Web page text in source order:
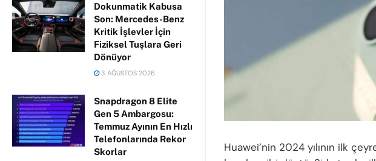
Dokunmatik Kabusa
Son: Mercedes-Benz
Kritik İşlevler İçin
Fiziksel Tuşlara Geri
Dönüyor
3 AĞUSTOS 2026
Snapdragon 8 Elite
Gen 5 Ambargosu:
Temmuz Ayının En Hızlı
Telefonlarında Rekor
Skorlar
Huawei’nin 2024 yılının ilk